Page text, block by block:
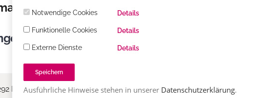
Französisch/Deutsch
Kirchheimbolanden, Deutschland
Notwendige Cookies Details
Funktionelle Cookies Details
Externe Dienste Details
Speichern
Ausführliche Hinweise stehen in unserer Datenschutzerklärung.